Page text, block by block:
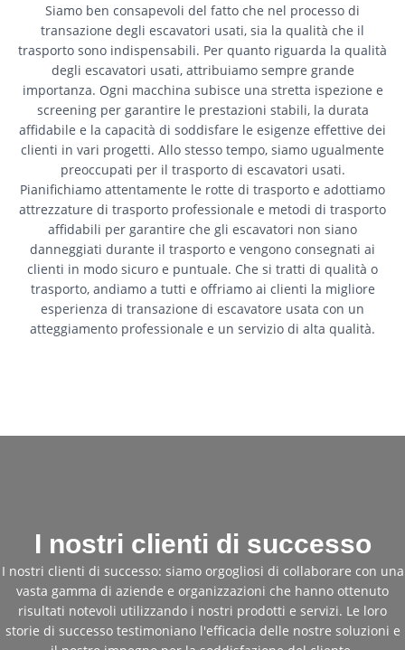
Siamo ben consapevoli del fatto che nel processo di
transazione degli escavatori usati, sia la qualità che il
trasporto sono indispensabili. Per quanto riguarda la qualità
degli escavatori usati, attribuiamo sempre grande
importanza. Ogni macchina subisce una stretta ispezione e
screening per garantire le prestazioni stabili, la durata
affidabile e la capacità di soddisfare le esigenze effettive dei
clienti in vari progetti. Allo stesso tempo, siamo ugualmente
preoccupati per il trasporto di escavatori usati.
Pianifichiamo attentamente le rotte di trasporto e adottiamo
attrezzature di trasporto professionale e metodi di trasporto
affidabili per garantire che gli escavatori non siano
danneggiati durante il trasporto e vengono consegnati ai
clienti in modo sicuro e puntuale. Che si tratti di qualità o
trasporto, andiamo a tutti e offriamo ai clienti la migliore
esperienza di transazione di escavatore usata con un
atteggiamento professionale e un servizio di alta qualità.
I nostri clienti di successo
I nostri clienti di successo: siamo orgogliosi di collaborare con una
vasta gamma di aziende e organizzazioni che hanno ottenuto
risultati notevoli utilizzando i nostri prodotti e servizi. Le loro
storie di successo testimoniano l'efficacia delle nostre soluzioni e